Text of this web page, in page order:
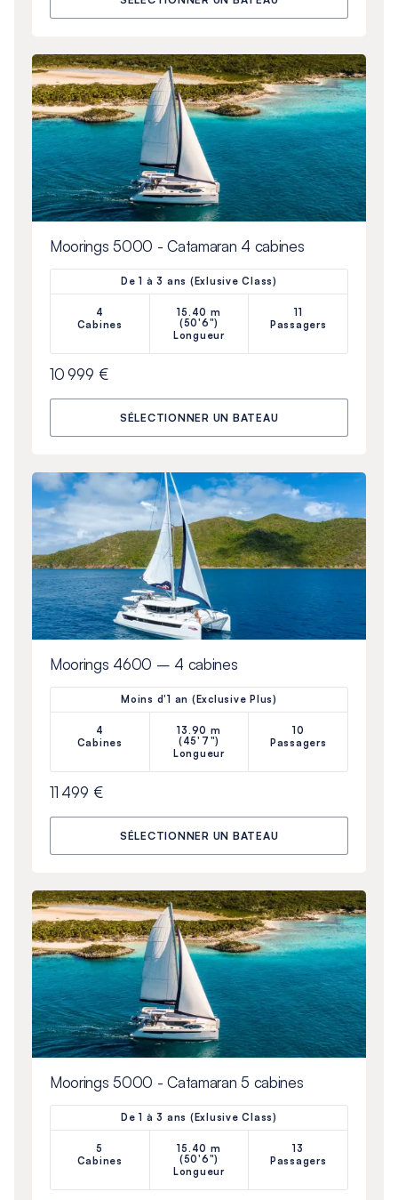
Moorings 5000 - Catamaran 4 cabines
De 1 à 3 ans (Exlusive Class)
4
Cabines
15.40 m
(50'6")
Longueur
11
Passagers
10 999 €
SÉLECTIONNER UN BATEAU
Moorings 4600 – 4 cabines
Moins d'1 an (Exclusive Plus)
4
Cabines
13.90 m
(45'7")
Longueur
10
Passagers
11 499 €
SÉLECTIONNER UN BATEAU
Moorings 5000 - Catamaran 5 cabines
De 1 à 3 ans (Exlusive Class)
5
Cabines
15.40 m
(50'6")
Longueur
13
Passagers